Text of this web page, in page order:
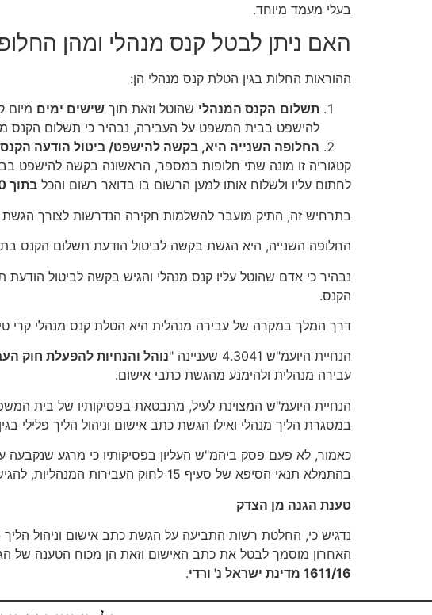
בעלי מעמד מיוחד.
האם ניתן לבטל קנס מנהלי ומהן
ההוראות החלות בגין הטלת קנס מנהלי הן:
תשלום הקנס המנהלי שהוטל וזאת תוך שישים ימים מיום
להישפט בבית המשפט על העבירה, נבהיר כי תשלום הקנס
החלופה השנייה היא, בקשה להישפט/ ביטול הודעה הקנס
קטגוריה זו מונה שתי חלופות במספר, הראשונה בקשה להישפט
לחתום עליו ולשלוח אותו למען הרשום בו בדואר רשום והכל בתוך 30 ימים
בתרחיש זה, התיק מועבר להשלמות חקירה הנדרשות לצורך הגשת
החלופה השנייה, היא הגשת בקשה לביטול הודעת תשלום הקנס בתוך 30 ימים מיום קבלת הודעת הקנס מהעילות הקבועות בסעיף 8א' לחוק העבירות
נבהיר כי אדם שהוטל עליו קנס מנהלי והגיש בקשה לביטול
הקנס.
דרך המלך במקרה של עבירה מנהלית היא הטלת קנס מנהלי קרי
הנחיית היועמ"ש 4.3041 שעניינה "
נוהל והנחיות להפעלת חוק
עבירה מנהלית ולהימנע מהגשת כתבי אישום.
הנחיית היועמ"ש המצוינת לעיל, מתבטאת בפסיקותיו של בית
במסגרת הליך מנהלי ואילו הגשת כתב אישום וניהול הליך פלילי
כאמור, לא פעם פסק ביהמ"ש העליון בפסיקותיו כי מרגע שנקבעה
בהתמלא תנאי הסיפא של סעיף 15 לחוק העבירות המנהליות, להגיש כתב-אישום לבית-המשפט.
טענת הגנה מן הצדק
נדגיש כי, החלטת רשות התביעה על הגשת כתב אישום וניהול
האחרון מוסמך לבטל את כתב האישום וזאת הן מכוח הטענה של
1611/16 מדינת ישראל נ' ורדי
.